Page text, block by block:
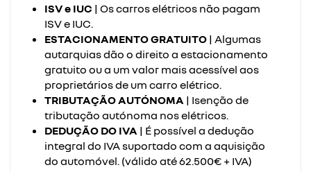
ISV e IUC | Os carros elétricos não pagam
ISV e IUC.
ESTACIONAMENTO GRATUITO | Algumas
autarquias dão o direito a estacionamento
gratuito ou a um valor mais acessível aos
proprietários de um carro elétrico.
TRIBUTAÇÃO AUTÓNOMA | Isenção de
tributação autónoma nos elétricos.
DEDUÇÃO DO IVA | É possível a dedução
integral do IVA suportado com a aquisição
do automóvel. (válido até 62.500€ + IVA)